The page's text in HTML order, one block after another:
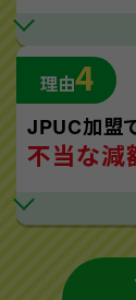
理由4
JPUC加盟
不当な減